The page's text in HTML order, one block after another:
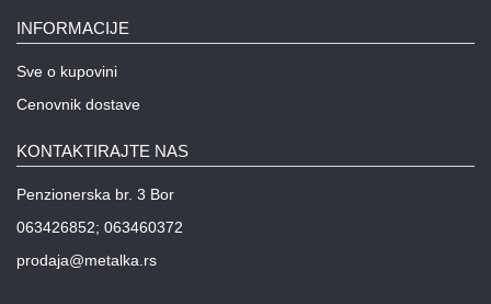
INFORMACIJE
Sve o kupovini
Cenovnik dostave
KONTAKTIRAJTE NAS
Penzionerska br. 3 Bor
063426852; 063460372
prodaja@metalka.rs